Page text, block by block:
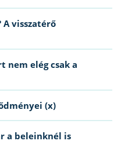
visszatérő
nem elég csak a
(x)
a beleinknél is